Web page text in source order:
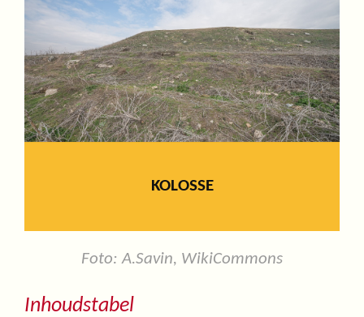
KOLOSSE
Foto: A.Savin, WikiCommons
Inhoudstabel